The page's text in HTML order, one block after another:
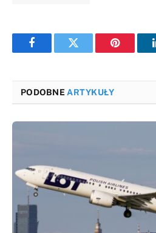
FacebookTwitter Pinterest
PODOBNE ARTYKUŁY